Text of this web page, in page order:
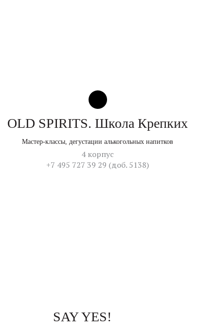
OLD SPIRITS. Школа Крепких
Мастер-классы, дегустации алькогольных напитков
4 корпус
+7 495 727 39 29 (доб. 5138)
SAY YES!